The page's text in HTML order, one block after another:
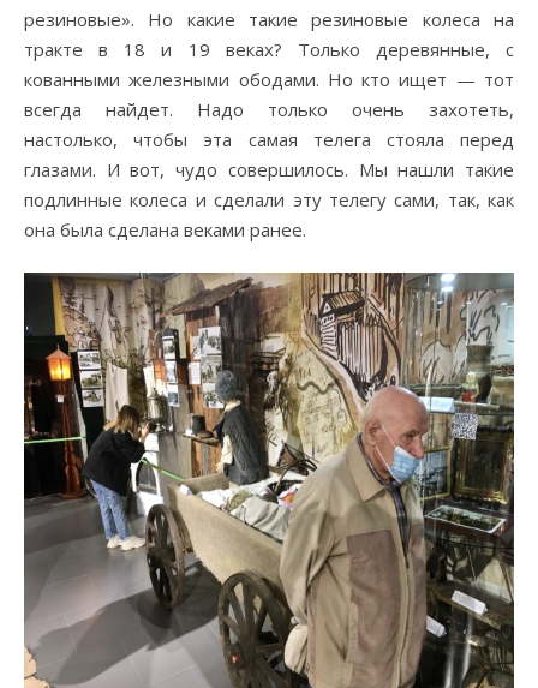
резиновые». Но какие такие резиновые колеса на
тракте в 18 и 19 веках? Только деревянные, с
кованными железными ободами. Но кто ищет — тот
всегда найдет. Надо только очень захотеть,
настолько, чтобы эта самая телега стояла перед
глазами. И вот, чудо совершилось. Мы нашли такие
подлинные колеса и сделали эту телегу сами, так, как
она была сделана веками ранее.